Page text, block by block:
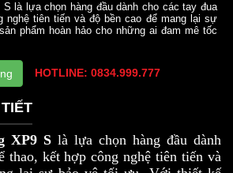
là lựa chọn hàng đầu dành cho các tay đua
nghệ tiên tiến và độ bền cao để mang lại sự
phẩm hoàn hảo cho những ai đam mê tốc
HOTLINE: 0834.999.777
XP9 S là lựa chọn hàng đầu dành
thao, kết hợp công nghệ tiên tiến và